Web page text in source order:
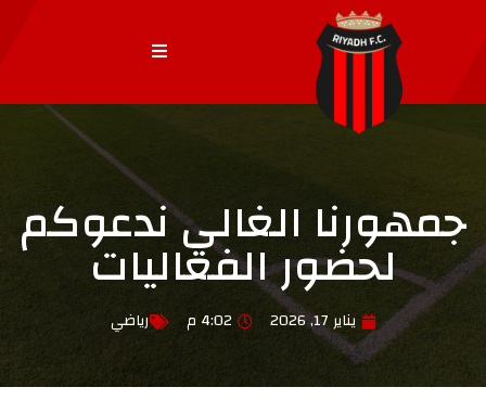
جمهورنا الغالي ندعوكم
لحضور الفعاليات
يناير 17, 2026 4:02 م رياضي